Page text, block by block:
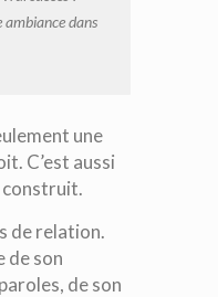
ambiance dans
une
C’est aussi
construit.
de relation.
de son
de son